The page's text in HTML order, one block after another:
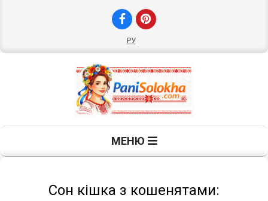
РУ
П
а
МЕНЮ
Сон кішка з кошенятами: